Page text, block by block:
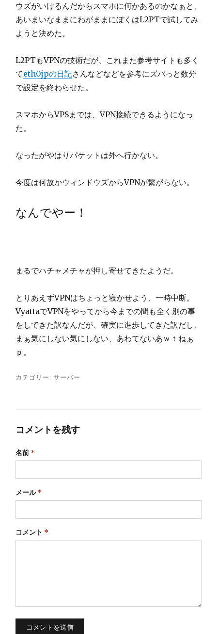
ウズがいけるんだからスマホに何かあるのかなぁと、
あいまいなままにわがままにぼくはL2PTで試してみ
ようと決めた。
L2PTもVPNの技術だが、これまた参考サイトも多く
てeth0jpの日記さんなどなどを参考にズバっと数分
で設定を終わらせた。
スマホからVPSまでは、VPN接続できるようになっ
た。
なったがやはりパケットは外へ行かない。
今度は何故かウィンドウズからVPNが繋がらない。
なんでやー！
まるでハチャメチャが押し寄せてきたようだ。
とりあえずVPNはちょっと寝かせよう、一時中断。
VyattaでVPNをやってから今までの間も全く別の事
をしてきた訳なんだが、確実に進歩してきた訳だし、
まぁ気にしない気にしない、あわてないあｗｔねぁ
ｐ。
カテゴリー:サーバー
コメントを残す
名前 *
メール*
コメント *
コメントを送信